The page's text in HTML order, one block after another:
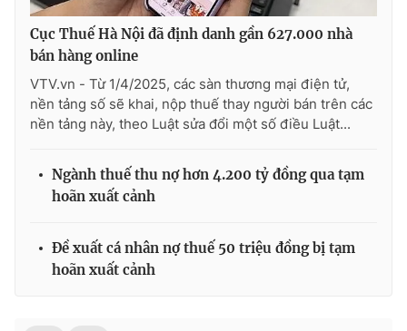
Cục Thuế Hà Nội đã định danh gần 627.000 nhà
bán hàng online
VTV.vn - Từ 1/4/2025, các sàn thương mại điện tử,
nền tảng số sẽ khai, nộp thuế thay người bán trên các
nền tảng này, theo Luật sửa đổi một số điều Luật...
Ngành thuế thu nợ hơn 4.200 tỷ đồng qua tạm
hoãn xuất cảnh
Đề xuất cá nhân nợ thuế 50 triệu đồng bị tạm
hoãn xuất cảnh